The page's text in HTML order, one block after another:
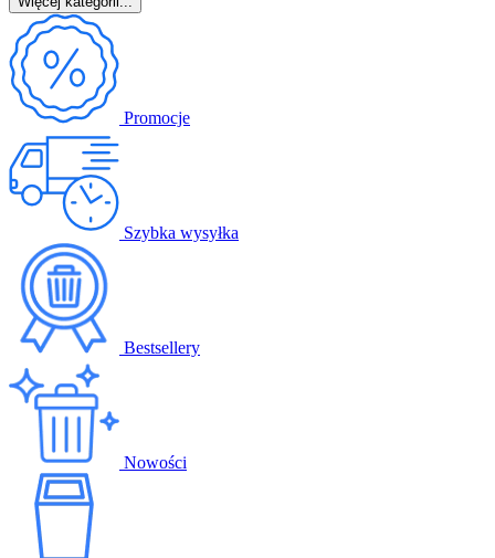
Promocje
Szybka wysyłka
Bestsellery
Nowości